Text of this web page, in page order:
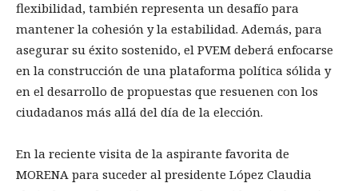
flexibilidad, también representa un desafío para
mantener la cohesión y la estabilidad. Además, para
asegurar su éxito sostenido, el PVEM deberá enfocarse
en la construcción de una plataforma política sólida y
en el desarrollo de propuestas que resuenen con los
ciudadanos más allá del día de la elección.
En la reciente visita de la aspirante favorita de
MORENA para suceder al presidente López Claudia